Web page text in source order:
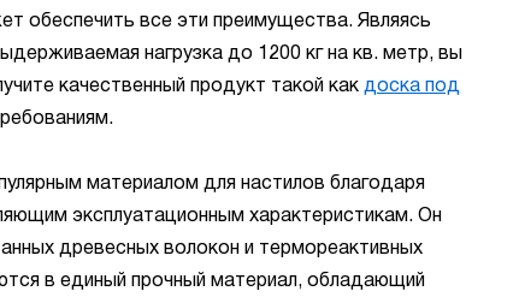
обеспечить все эти преимущества. Являясь
нагрузка до 1200 кг на кв. метр, вы
качественный продукт такой как доска под
материалом для настилов благодаря
эксплуатационным характеристикам. Он
древесных волокон и термореактивных
в единый прочный материал, обладающий